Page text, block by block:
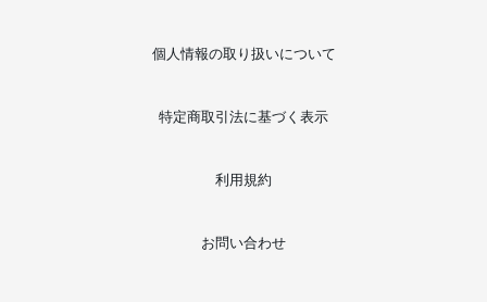
個人情報の取り扱いについて
特定商取引法に基づく表示
利用規約
お問い合わせ